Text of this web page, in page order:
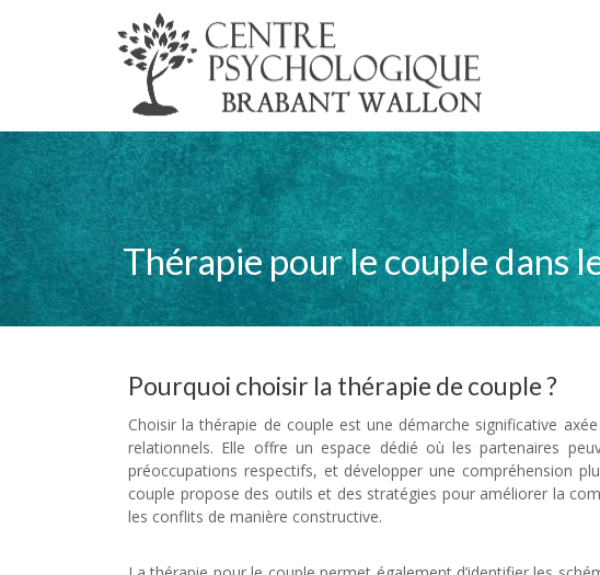
Thérapie pour le couple dans
Pourquoi choisir la thérapie de couple ?
Choisir la thérapie de couple est une démarche significative
relationnels. Elle offre un espace dédié où les partenaires
préoccupations respectifs, et développer une compréhension
couple propose des outils et des stratégies pour améliorer la
les conflits de manière constructive.